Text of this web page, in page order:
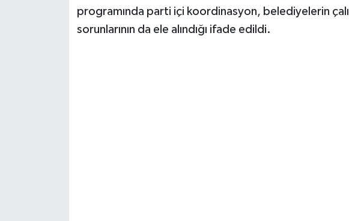
programında parti içi koordinasyon, belediyelerin
sorunlarının da ele alındığı ifade edildi.